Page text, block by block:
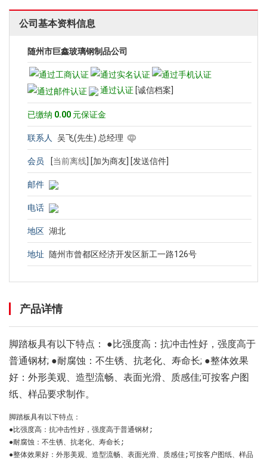
公司基本资料信息
随州市巨鑫玻璃钢制品公司
通过认证 [诚信档案]
已缴纳 0.00 元保证金
联系人 吴飞(先生) 总经理
会员 [当前离线 [加为商友] [发送信件]
邮件
电话
地区 湖北
地址 随州市曾都区经济开发区新工一路126号
产品详情
脚踏板具有以下特点： ●比强度高：抗冲击性好，强度高于
普通钢材; ●耐腐蚀：不生锈、抗老化、寿命长; ●整体效果
好：外形美观、造型流畅、表面光滑、质感佳;可按客户图
纸、样品要求制作。
脚踏板具有以下特点：
●比强度高：抗冲击性好，强度高于普通钢材;
●耐腐蚀：不生锈、抗老化、寿命长;
●整体效果好：外形美观、造型流畅、表面光滑、质感佳;可按客户图纸、样品